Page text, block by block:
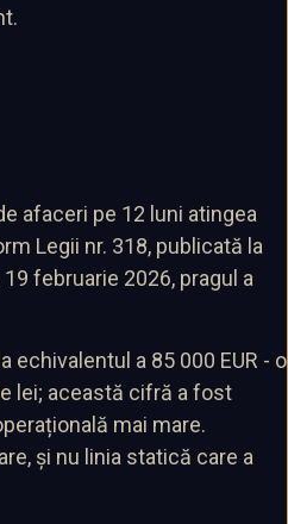
afaceri pe 12 luni atingea
Legii nr. 318, publicată la
februarie 2026, pragul a
echivalentul a 85 000 EUR - o
lei; această cifră a fost
mai mare.
și nu linia statică care a